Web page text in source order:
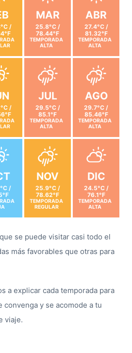
/
MAR
25.8°C /
78.44°F
TEMPORADA
ALTA
ABR
27.4°C /
81.32°F
TEMPORADA
ALTA
/
JUL
29.5°C /
85.1°F
TEMPORADA
ALTA
AGO
29.7°C /
85.46°F
TEMPORADA
ALTA
/
NOV
25.9°C /
78.62°F
TEMPORADA
REGULAR
DIC
24.5°C /
76.1°F
TEMPORADA
ALTA
se puede visitar casi todo el
más favorables que otras para
a explicar cada temporada para
convenga y se acomode a tu
viaje.